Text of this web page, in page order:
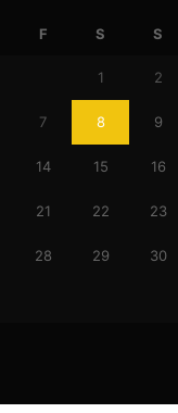
F S S
1 2
7 8 9
14 15 16
21 22 23
28 29 30